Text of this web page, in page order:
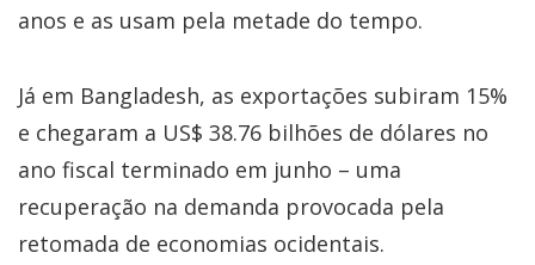
anos e as usam pela metade do tempo.
Já em Bangladesh, as exportações subiram 15%
e chegaram a US$ 38.76 bilhões de dólares no
ano fiscal terminado em junho – uma
recuperação na demanda provocada pela
retomada de economias ocidentais.